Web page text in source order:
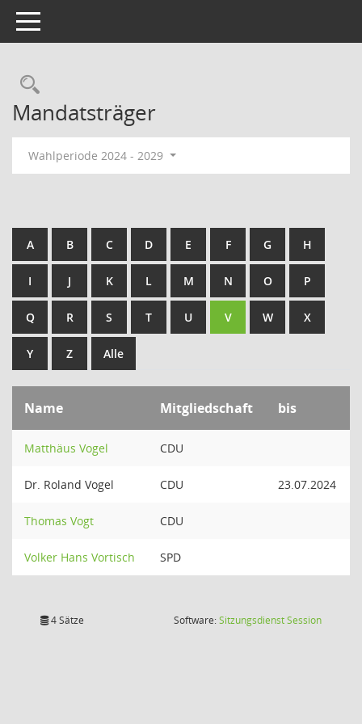
Toggle navigation
Rechercheauswahl
Mandatsträger
Wahlperiode 2024 - 2029
A B C D E F G H
I J K L M N O P
Q R S T U V W X
Y Z Alle
Name Mitgliedschaft bis
Matthäus Vogel CDU
Dr. Roland Vogel CDU 23.07.2024
Thomas Vogt CDU
Volker Hans Vortisch SPD
4 Sätze Software:SitzungsdienstSession(Wird in